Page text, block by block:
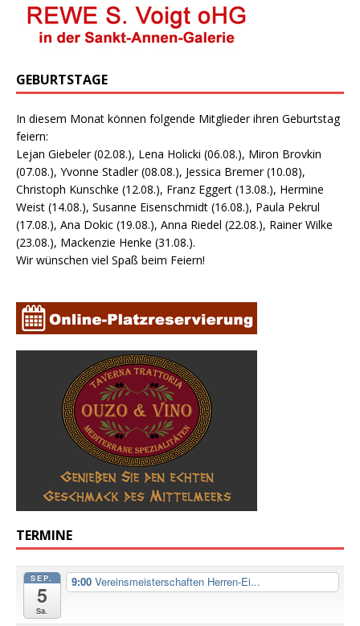
GEBURTSTAGE
In diesem Monat können folgende Mitglieder ihren Geburtstag
feiern:
Lejan Giebeler (02.08.), Lena Holicki (06.08.), Miron Brovkin
(07.08.), Yvonne Stadler (08.08.), Jessica Bremer (10.08),
Christoph Kunschke (12.08.), Franz Eggert (13.08.), Hermine
Weist (14.08.), Susanne Eisenschmidt (16.08.), Paula Pekrul
(17.08.), Ana Dokic (19.08.), Anna Riedel (22.08.), Rainer Wilke
(23.08.), Mackenzie Henke (31.08.).
Wir wünschen viel Spaß beim Feiern!
TERMINE
SEP.
5
Sa.
9:00 Vereinsmeisterschaften Herren-Ei...